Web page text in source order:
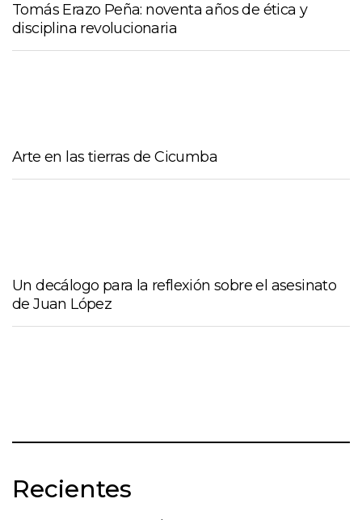
Tomás Erazo Peña: noventa años de ética y
disciplina revolucionaria
Arte en las tierras de Cicumba
Un decálogo para la reflexión sobre el asesinato
de Juan López
Recientes